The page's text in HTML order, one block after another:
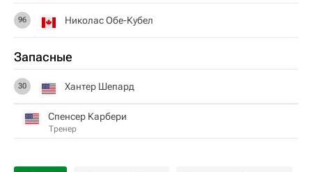
96 Николас Обе-Кубел
Запасные
30 Хантер Шепард
Спенсер Карбери
Тренер